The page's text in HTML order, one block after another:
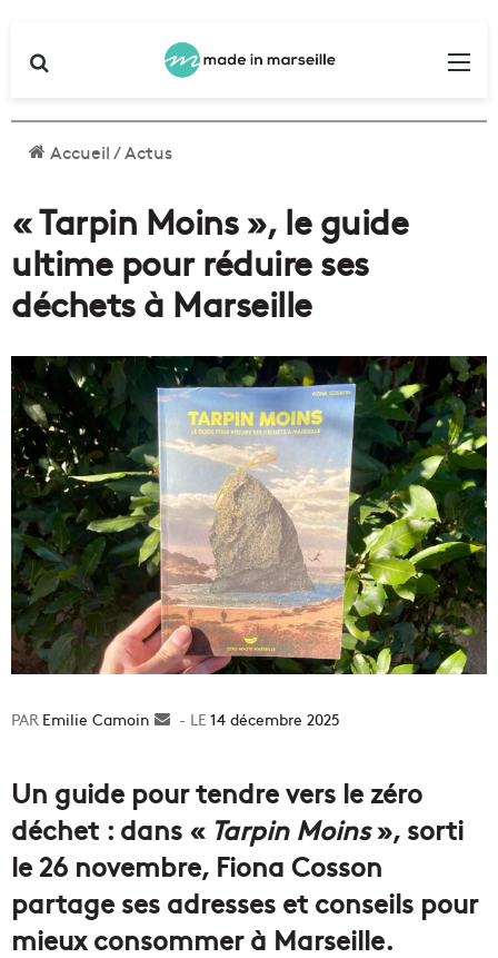
Accueil/Actus
« Tarpin Moins », le guide
ultime pour réduire ses
déchets à Marseille
Emilie Camoin
Envoyer14 décembre 2025
Un guide pour tendre vers le zéro
déchet : dans « Tarpin Moins», sorti
le 26 novembre, Fiona Cosson
partage ses adresses et conseils pour
mieux consommer à Marseille.